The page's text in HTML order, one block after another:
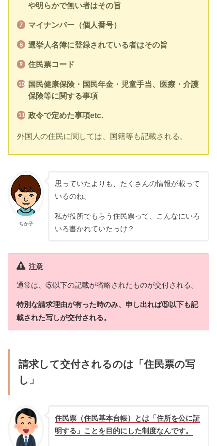
や明らかで無い者はその旨
マイナンバー（個人番号）
選挙人名簿に登録されている者はその旨
住民票コード
国民健康保険・国民年金・児童手当、医療・介護
保険等に関する事項
政令で定めた事項etc.
外国人の住民に関しては、国籍等も記載される。
ちか子
思っていたよりも、たくさんの情報が載って
いるのね。
私が役所でもらう住民票って、こんなにいろ
いろ書かれていたっけ？
注意
通常は、⑤以下の記載が省略されたものが交付される。
特別な請求理由が有った時のみ、申し出れば⑤以下も記
載された写しが交付される。
請求して交付されるのは「住民票の写
し」
住民票（住民基本台帳）とは「住所を公に証
明する」ことを目的にした制度なんです。